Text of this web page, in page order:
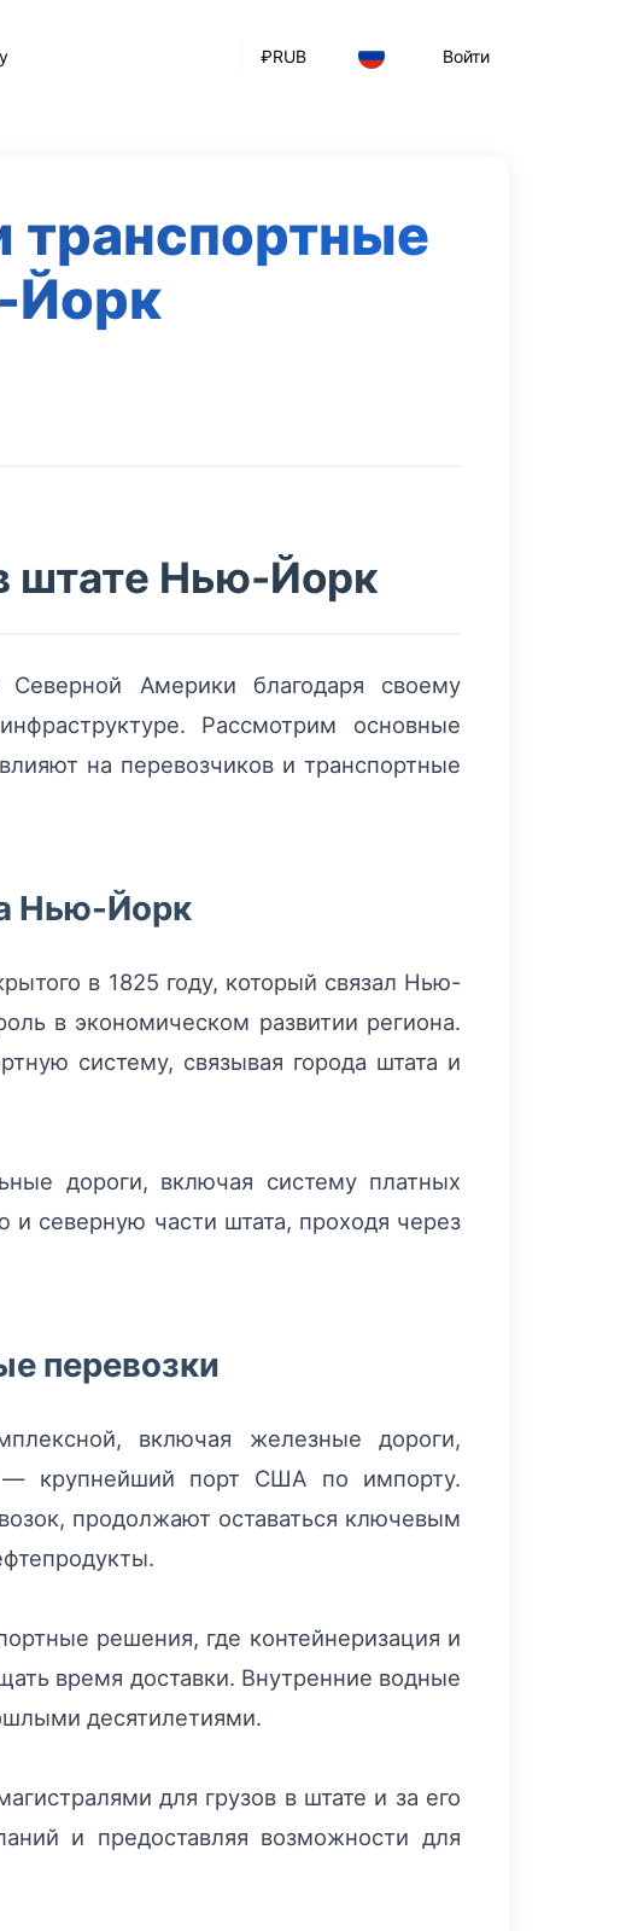
₽RUB Войти
транспортные
Йорк
штате Нью-Йорк
Америки благодаря своему
Рассмотрим основные
на перевозчиков и транспортные
Нью-Йорк
в 1825 году, который связал Нью-
в экономическом развитии региона.
систему, связывая города штата и
дороги, включая систему платных
северную части штата, проходя через
перевозки
включая железные дороги,
— крупнейший порт США по импорту.
продолжают оставаться ключевым
решения, где контейнеризация и
время доставки. Внутренние водные
десятилетиями.
для грузов в штате и за его
и предоставляя возможности для